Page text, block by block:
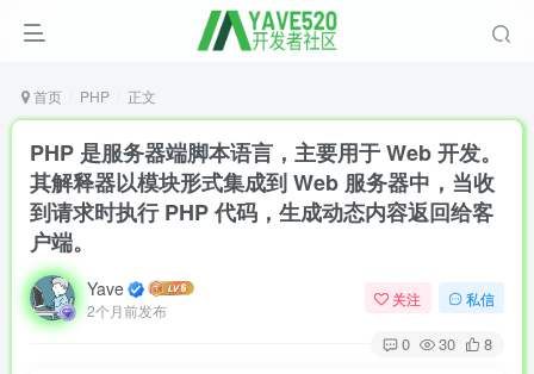
首页 PHP 正文
PHP 是服务器端脚本语言，主要用于 Web 开发。
其解释器以模块形式集成到 Web 服务器中，当收
到请求时执行 PHP 代码，生成动态内容返回给客
户端。
Yave
2个月前发布
关注 私信
0 30 8